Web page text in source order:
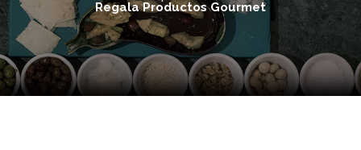
Regala Productos Gourmet